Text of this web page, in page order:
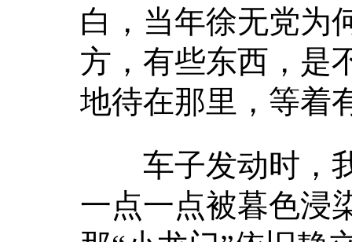
白，当年徐无党
方，有些东西，是
地待在那里，等着
车子发动时，我
一点一点被暮色浸